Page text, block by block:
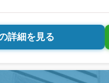
詳細を見る